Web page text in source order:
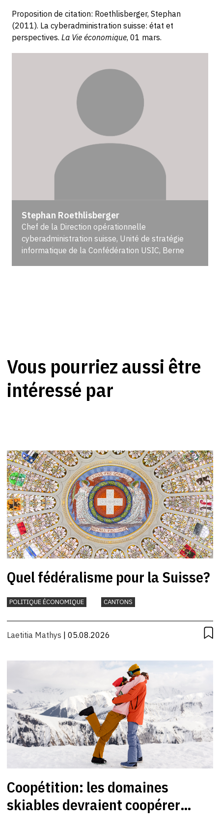
Proposition de citation: Roethlisberger, Stephan
(2011). La cyberadministration suisse: état et
perspectives. La Vie économique, 01 mars.
Stephan Roethlisberger
Chef de la Direction opérationnelle
cyberadministration suisse, Unité de stratégie
informatique de la Confédération USIC, Berne
Vous pourriez aussi être
intéressé par
Quel fédéralisme pour la Suisse?
POLITIQUE ÉCONOMIQUE CANTONS
Laetitia Mathys | 05.08.2026
Coopétition: les domaines
skiables devraient coopérer